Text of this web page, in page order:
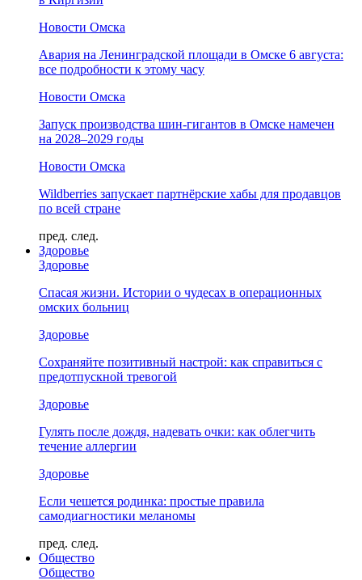
Новости Омска
Авария на Ленинградской площади в Омске 6 августа:
все подробности к этому часу
Новости Омска
Запуск производства шин-гигантов в Омске намечен
на 2028–2029 годы
Новости Омска
Wildberries запускает партнёрские хабы для продавцов
по всей стране
пред. след.
Здоровье
Здоровье
Спасая жизни. Истории о чудесах в операционных
омских больниц
Здоровье
Сохраняйте позитивный настрой: как справиться с
предотпускной тревогой
Здоровье
Гулять после дождя, надевать очки: как облегчить
течение аллергии
Здоровье
Если чешется родинка: простые правила
самодиагностики меланомы
пред. след.
Общество
Общество